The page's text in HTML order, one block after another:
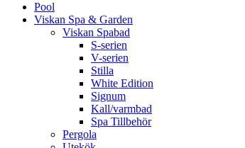
Pool
Viskan Spa & Garden
Viskan Spabad
S-serien
V-serien
Stilla
White Edition
Signum
Kall/varmbad
Spa Tillbehör
Pergola